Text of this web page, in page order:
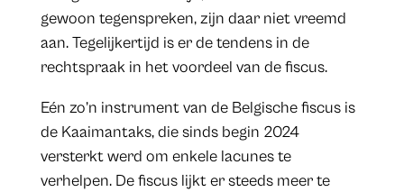
gewoon tegenspreken, zijn daar niet vreemd
aan. Tegelijkertijd is er de tendens in de
rechtspraak in het voordeel van de fiscus.
Eén zo’n instrument van de Belgische fiscus is
de Kaaimantaks, die sinds begin 2024
versterkt werd om enkele lacunes te
verhelpen. De fiscus lijkt er steeds meer te